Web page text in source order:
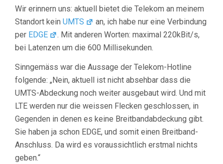
Wir erinnern uns: aktuell bietet die Telekom an meinem
Standort kein UMTS
an, ich habe nur eine Verbindung
per EDGE
. Mit anderen Worten: maximal 220kBit/s,
bei Latenzen um die 600 Millisekunden.
Sinngemäss war die Aussage der Telekom-Hotline
folgende: „Nein, aktuell ist nicht absehbar dass die
UMTS-Abdeckung noch weiter ausgebaut wird. Und mit
LTE werden nur die weissen Flecken geschlossen, in
Gegenden in denen es keine Breitbandabdeckung gibt.
Sie haben ja schon EDGE, und somit einen Breitband-
Anschluss. Da wird es voraussichtlich erstmal nichts
geben.“